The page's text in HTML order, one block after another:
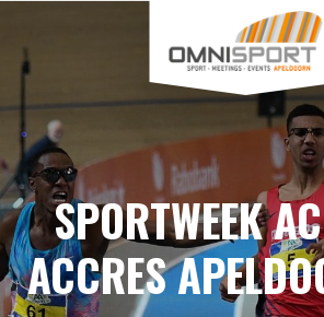
SPORTWEEK
ACCRES